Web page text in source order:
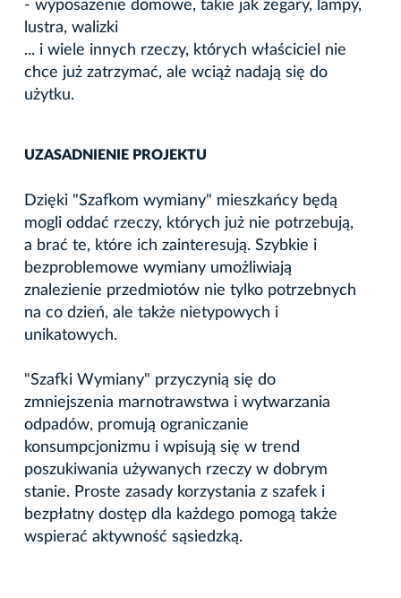
- wyposażenie domowe, takie jak zegary, lampy,
lustra, walizki
... i wiele innych rzeczy, których właściciel nie
chce już zatrzymać, ale wciąż nadają się do
użytku.
UZASADNIENIE PROJEKTU
Dzięki "Szafkom wymiany" mieszkańcy będą
mogli oddać rzeczy, których już nie potrzebują,
a brać te, które ich zainteresują. Szybkie i
bezproblemowe wymiany umożliwiają
znalezienie przedmiotów nie tylko potrzebnych
na co dzień, ale także nietypowych i
unikatowych.
"Szafki Wymiany" przyczynią się do
zmniejszenia marnotrawstwa i wytwarzania
odpadów, promują ograniczanie
konsumpcjonizmu i wpisują się w trend
poszukiwania używanych rzeczy w dobrym
stanie. Proste zasady korzystania z szafek i
bezpłatny dostęp dla każdego pomogą także
wspierać aktywność sąsiedzką.